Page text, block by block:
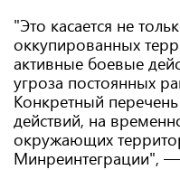
"Это касается не
оккупированных
активные боевые
угроза постоянных
Конкретный
действий, на
окружающих
Минреинтеграции",